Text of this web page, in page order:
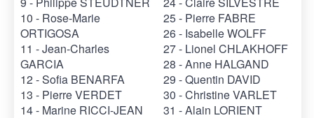
10 - Rose-Marie
ORTIGOSA
11 - Jean-Charles
GARCIA
12 - Sofia BENARFA
13 - Pierre VERDET
14 - Marine RICCI-JEAN
25 - Pierre FABRE
26 - Isabelle WOLFF
27 - Lionel CHLAKHOFF
28 - Anne HALGAND
29 - Quentin DAVID
30 - Christine VARLET
31 - Alain LORIENT